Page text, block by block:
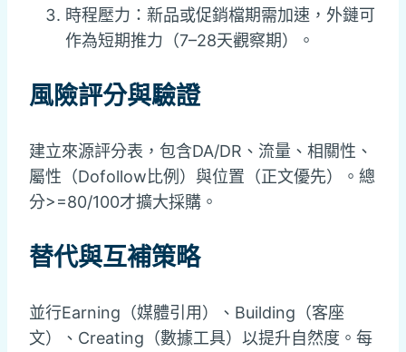
時程壓力：新品或促銷檔期需加速，外鏈可
作為短期推力（7–28天觀察期）。
風險評分與驗證
建立來源評分表，包含DA/DR、流量、相關性、
屬性（Dofollow比例）與位置（正文優先）。總
分>=80/100才擴大採購。
替代與互補策略
並行Earning（媒體引用）、Building（客座
文）、Creating（數據工具）以提升自然度。每